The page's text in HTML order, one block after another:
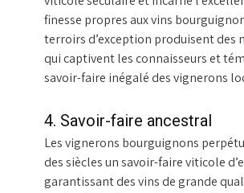
finesse propres aux vins
terroirs d’exception produisent des
qui captivent les connaisseurs et
savoir-faire inégalé des vignerons
4. Savoir-faire ancestral
Les vignerons bourguignons
des siècles un savoir-faire viticole
garantissant des vins de grande